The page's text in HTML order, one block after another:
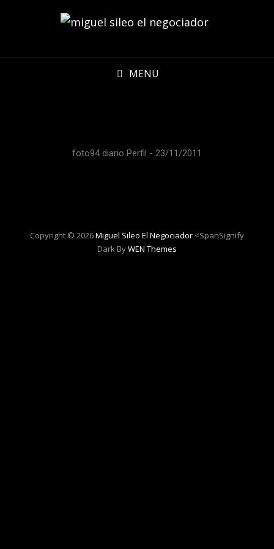
MENU
foto94 diario Perfil - 23/11/2011
Copyright © 2026Miguel Sileo El Negociador <spanSignify
Dark ByWEN Themes